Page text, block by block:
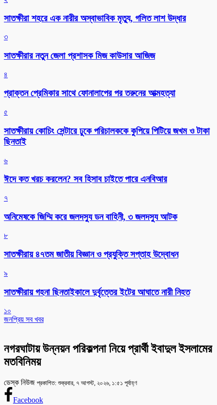
সাতক্ষীরা শহরে এক নারীর অস্বাভাবিক মৃত্যু, গলিত লাশ উদ্ধার
৩
সাতক্ষীরার নতুন জেলা প্রশাসক মিজ কাউসার আজিজ
৪
প্রাক্তন প্রেমিকার সাথে ফোনালাপের পর তরুনের আত্মহত্যা
৫
সাতক্ষীরায় কোচিং সেন্টারে ঢুকে পরিচালককে কুপিয়ে পিটিয়ে জখম ও টাকা
ছিনতাই
৬
ঈদে কত খরচ করলেন? সব হিসাব চাইতে পারে এনবিআর
৭
অনিমেষকে জিম্মি করে জলদস্যু ডন বাহিনী, ৩ জলদস্যু আটক
৮
সাতক্ষীরায় ৪৭তম জাতীয় বিজ্ঞান ও প্রযুক্তি সপ্তাহ উদ্বোধন
৯
সাতক্ষীরায় গহনা ছিনতাইকালে দুর্বৃত্তের ইটের আঘাতে নারী নিহত
১০
জনপ্রিয় সব খবর
নগরঘাটায় উন্নয়ন পরিকল্পনা নিয়ে প্রার্থী ইবাদুল ইসলামের
মতবিনিময়
ডেস্ক নিউজ প্রকাশিত: শুক্রবার, ৭ আগস্ট, ২০২৬, ১:৫১ পূর্বাহ্ণ
Facebook